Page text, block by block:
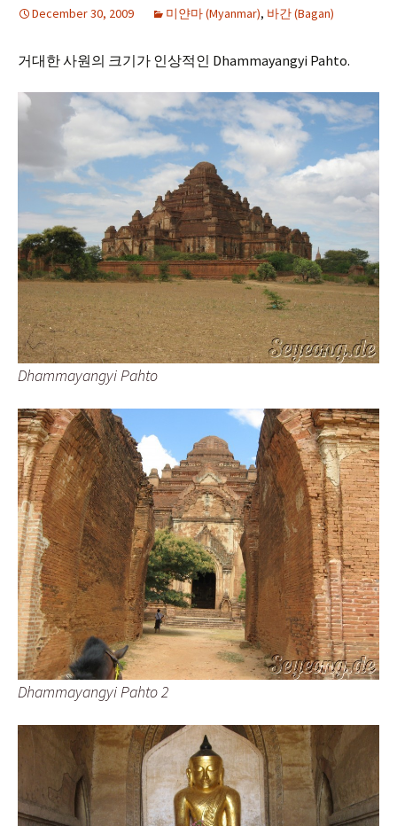
December 30, 2009 미얀마 (Myanmar), 바간 (Bagan)
거대한 사원의 크기가 인상적인 Dhammayangyi Pahto.
Dhammayangyi Pahto
Dhammayangyi Pahto 2